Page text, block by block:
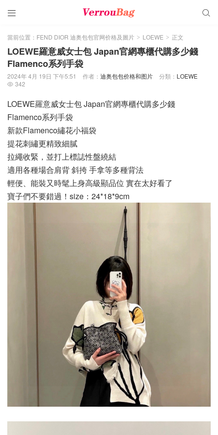
 
當前位置： FEND DIOR 迪奥包包官网价格及圖片 > LOEWE > 正文
LOEWE羅意威女士包 Japan官網專櫃代購多少錢
Flamenco系列手袋
2024年 4月 19日 下午5:51 作者： 迪奥包包价格和图片 分類： LOEWE
 342
LOEWE羅意威女士包 Japan官網專櫃代購多少錢
Flamenco系列手袋
新款Flamenco繡花小福袋
提花刺繡更精致細膩
拉繩收緊，並打上標誌性盤繞結
適用各種場合肩背 斜挎 手拿等多種背法
輕便、能裝又時髦上身高級顯品位 實在太好看了
寶子們不要錯過！size：24*18*9cm